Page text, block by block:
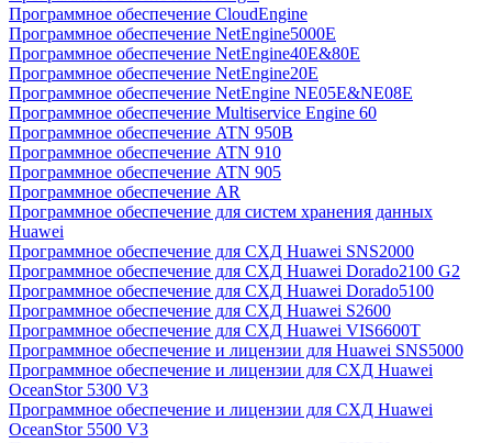
Программное обеспечение CloudEngine
Программное обеспечение NetEngine5000E
Программное обеспечение NetEngine40E&80E
Программное обеспечение NetEngine20E
Программное обеспечение NetEngine NE05E&NE08E
Программное обеспечение Multiservice Engine 60
Программное обеспечение ATN 950B
Программное обеспечение ATN 910
Программное обеспечение ATN 905
Программное обеспечение AR
Программное обеспечение для систем хранения данных
Huawei
Программное обеспечение для СХД Huawei SNS2000
Программное обеспечение для СХД Huawei Dorado2100 G2
Программное обеспечение для СХД Huawei Dorado5100
Программное обеспечение для СХД Huawei S2600
Программное обеспечение для СХД Huawei VIS6600T
Программное обеспечение и лицензии для Huawei SNS5000
Программное обеспечение и лицензии для СХД Huawei
OceanStor 5300 V3
Программное обеспечение и лицензии для СХД Huawei
OceanStor 5500 V3